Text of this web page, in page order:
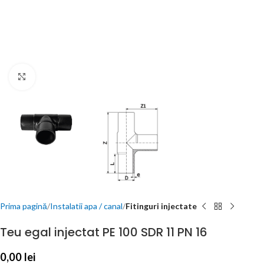
Prima pagină Instalatii apa / canal Fitinguri injectate
Teu egal injectat PE 100 SDR 11 PN 16
0,00 lei